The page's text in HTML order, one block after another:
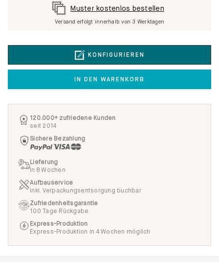
KONFIGURIEREN
IN DEN WARENKORB
Muster kostenlos bestellen
Versand erfolgt innerhalb von 3 Werktagen
120.000+ zufriedene Kunden
seit 2014
Sichere Bezahlung
Lieferung
in 8 Wochen
Aufbauservice
inkl. Verpackungsentsorgung buchbar
Zufriedenheitsgarantie
100 Tage Rückgabe
Express-Produktion
Express-Produktion in 4 Wochen möglich